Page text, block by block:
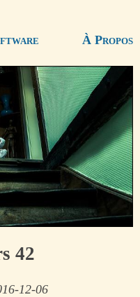
À Propos
42
12-06